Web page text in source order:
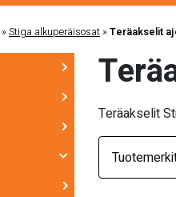
»Stiga alkuperäisosat »Teräakselit
Teräakselit